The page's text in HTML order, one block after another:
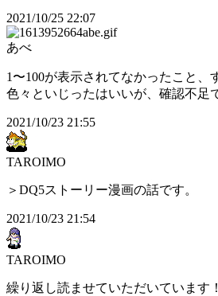
2021/10/25 22:07
あべ
1〜100が表示されてなかったこと、
色々といじったはいいが、確認不足
2021/10/23 21:55
TAROIMO
＞DQ5ストーリー漫画の話です。
2021/10/23 21:54
TAROIMO
繰り返し読ませていただいています！